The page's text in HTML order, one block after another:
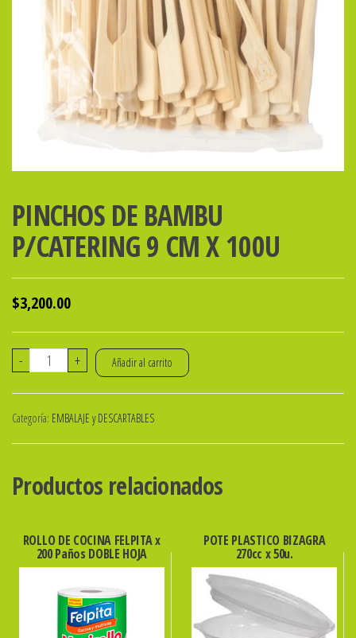
PINCHOS DE BAMBU
P/CATERING 9 CM X 100U
$3,200.00
-
PINCHOS
P/CATERING
9
X
cantidad
+ Añadir al carrito
Categoría: EMBALAJE y DESCARTABLES
Productos relacionados
ROLLO DE COCINA FELPITA x
200 Paños DOBLE HOJA
POTE PLASTICO BIZAGRA
270cc x 50u.